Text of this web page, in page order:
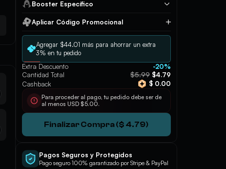
Booster Específico
Aplicar Código Promocional
Aplicar
Agregar $44.01 más para ahorrar un extra
3% en tu pedido
Extra Descuento
-20%
Cantidad Total
$5.99$4.79
Cashback
$ 0.00
Para proceder al pago, tu pedido debe ser de
al menos USD $5.00.
Finalizar Compra ($ 4.79)
Pagos Seguros y Protegidos
Pago seguro 100% garantizado por Stripe & PayPal